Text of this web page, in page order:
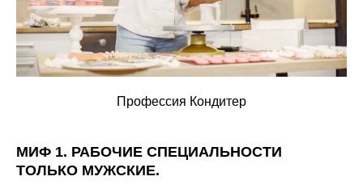
Профессия Кондитер
МИФ 1. РАБОЧИЕ СПЕЦИАЛЬНОСТИ
ТОЛЬКО МУЖСКИЕ.